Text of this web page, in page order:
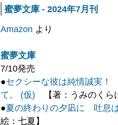
蜜夢文庫 - 2024年7月刊
Amazon より
蜜夢文庫
7/10発売
●セクシーな彼は純情誠実
て。 (仮) 【著：うみのくら
●夏の終わりの夕凪に 吐息
絵：七夏】